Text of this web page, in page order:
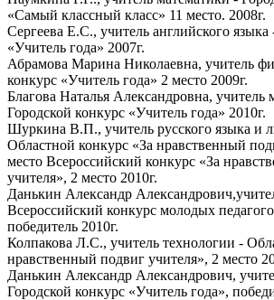
«Самый классный класс» 11 место. 2008г.
Сергеева Е.С., учитель английского языка
«Учитель года» 2007г.
Абрамова Марина Николаевна, учитель
конкурс «Учитель года» 2 место 2009г.
Благова Наталья Александровна, учитель
Городской конкурс «Учитель года» 2010г.
Шуркина В.П., учитель русского языка и
Областной конкурс «За нравственный
место Всероссийский конкурс «За
учителя», 2 место 2010г.
Данькин Александр
Всероссийский конкурс молодых
победитель 2010г.
Колпакова Л.C., учитель технологии -
нравственный подвиг учителя», 2 место
Данькин Александр Александрович,
Городской конкурс «Учитель года»,